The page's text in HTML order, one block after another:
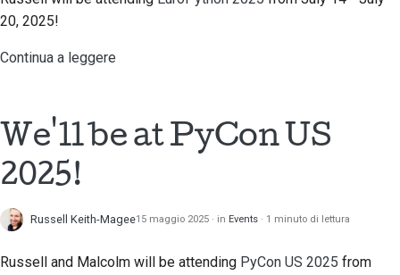
20, 2025!
Continua a leggere
We'll be at PyCon US
2025!
Russell Keith-Magee15 maggio 2025 in Events 1 minuto di lettura
Russell and Malcolm will be attending PyCon US 2025 from